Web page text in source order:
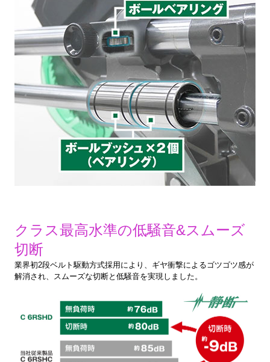
クラス最高水準の低騒音&スムーズ
切断
業界初2段ベルト駆動方式採用により、ギヤ衝撃によるゴツゴツ感が
解消され、スムーズな切断と低騒音を実現しました。